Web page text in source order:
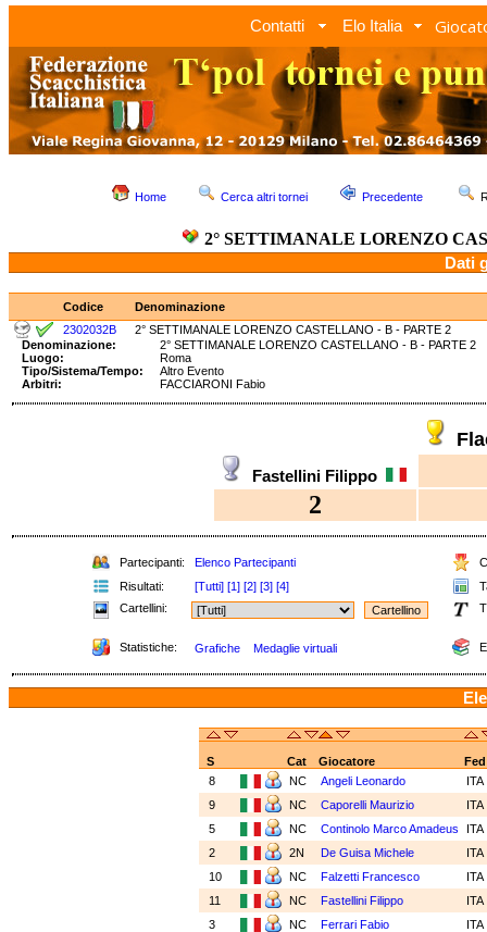
Contatti Elo Italia
Home Cerca altri tornei Precedente
2° SETTIMANALE LORENZO
Dati
Codice
Denominazione
2302032B
2° SETTIMANALE LORENZO CASTELLANO - B - PARTE 2
Denominazione:
2° SETTIMANALE LORENZO CASTELLANO - B -
Luogo:
Roma
Tipo/Sistema/Tempo:
Altro Evento
Arbitri:
FACCIARONI Fabio
Fastellini Filippo
2
Partecipanti: Elenco Partecipanti
Risultati:
[Tutti] [1] [2] [3] [4]
Cartellini:
Statistiche: Grafiche Medaglie virtuali
S Cat Giocatore
Fed
8
NC Angeli Leonardo
ITA
9
NC Caporelli Maurizio
ITA
5
NC Continolo Marco Amadeus
ITA
2
2N De Guisa Michele
ITA
10
NC Falzetti Francesco
ITA
11
NC Fastellini Filippo
ITA
3
NC Ferrari Fabio
ITA